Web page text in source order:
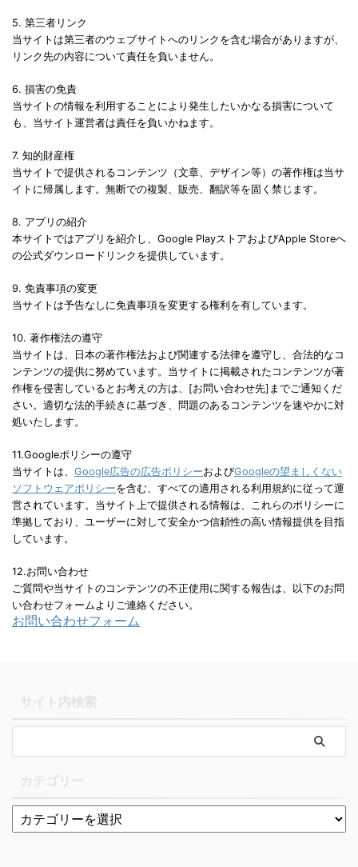
5. 第三者リンク
当サイトは第三者のウェブサイトへのリンクを含む場合がありますが、
リンク先の内容について責任を負いません。
6. 損害の免責
当サイトの情報を利用することにより発生したいかなる損害について
も、当サイト運営者は責任を負いかねます。
7. 知的財産権
当サイトで提供されるコンテンツ（文章、デザイン等）の著作権は当サ
イトに帰属します。無断での複製、販売、翻訳等を固く禁じます。
8. アプリの紹介
本サイトではアプリを紹介し、Google PlayストアおよびApple Storeへ
の公式ダウンロードリンクを提供しています。
9. 免責事項の変更
当サイトは予告なしに免責事項を変更する権利を有しています。
10. 著作権法の遵守
当サイトは、日本の著作権法および関連する法律を遵守し、合法的なコ
ンテンツの提供に努めています。当サイトに掲載されたコンテンツが著
作権を侵害しているとお考えの方は、[お問い合わせ先]までご通知くだ
さい。適切な法的手続きに基づき、問題のあるコンテンツを速やかに対
処いたします。
11.Googleポリシーの遵守
当サイトは、 Google広告の広告ポリシーおよびGoogleの望ましくない
ソフトウェアポリシーを含む、すべての適用される利用規約に従って運
営されています。当サイト上で提供される情報は、これらのポリシーに
準拠しており、ユーザーに対して安全かつ信頼性の高い情報提供を目指
しています。
12.お問い合わせ
ご質問や当サイトのコンテンツの不正使用に関する報告は、以下のお問
い合わせフォームよりご連絡ください。
お問い合わせフォーム